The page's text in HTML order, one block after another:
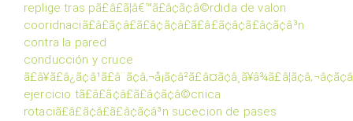
replige tras pã£â£ã¦â€™ã£â¢ã¢â©rdida de valon
cooridnaciã£â£ã¢â£ã£â¢ã¢â£ã£â£ã¢â¢ã£â¢ã¢â³n
contra la pared
conducción y cruce
ejercicio tã£â£ã¢â£ã£â¢ã¢â©cnica
rotaciã£â£ã¢â£ã£â¢ã¢â³n sucecion de pases